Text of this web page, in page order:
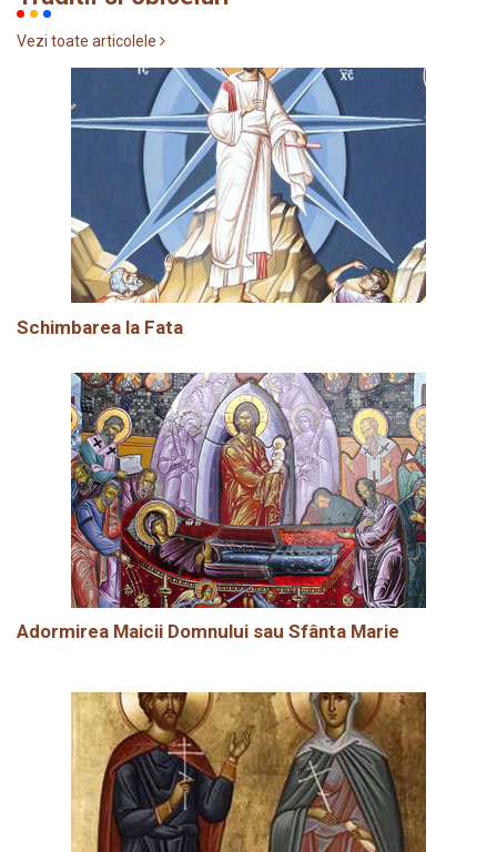
Vezi toate articolele
Schimbarea la Fata
Adormirea Maicii Domnului sau Sfânta Marie